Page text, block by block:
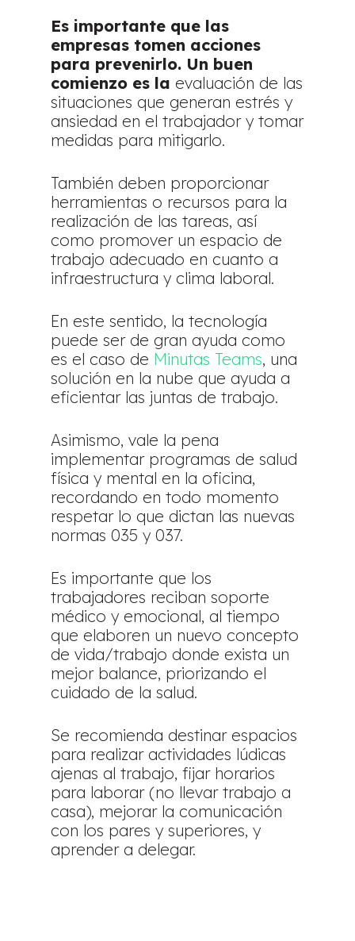
Es importante que las
empresas tomen acciones
para prevenirlo. Un buen
comienzo es la evaluación de las
situaciones que generan estrés y
ansiedad en el trabajador y tomar
medidas para mitigarlo.
También deben proporcionar
herramientas o recursos para la
realización de las tareas, así
como promover un espacio de
trabajo adecuado en cuanto a
infraestructura y clima laboral.
En este sentido, la tecnología
puede ser de gran ayuda como
es el caso de Minutas Teams, una
solución en la nube que ayuda a
eficientar las juntas de trabajo.
Asimismo, vale la pena
implementar programas de salud
física y mental en la oficina,
recordando en todo momento
respetar lo que dictan las nuevas
normas 035 y 037.
Es importante que los
trabajadores reciban soporte
médico y emocional, al tiempo
que elaboren un nuevo concepto
de vida/trabajo donde exista un
mejor balance, priorizando el
cuidado de la salud.
Se recomienda destinar espacios
para realizar actividades lúdicas
ajenas al trabajo, fijar horarios
para laborar (no llevar trabajo a
casa), mejorar la comunicación
con los pares y superiores, y
aprender a delegar.